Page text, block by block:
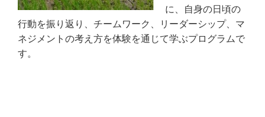
に、自身の日頃の
行動を振り返り、チームワーク、リーダーシップ、マ
ネジメントの考え方を体験を通じて学ぶプログラムで
す。